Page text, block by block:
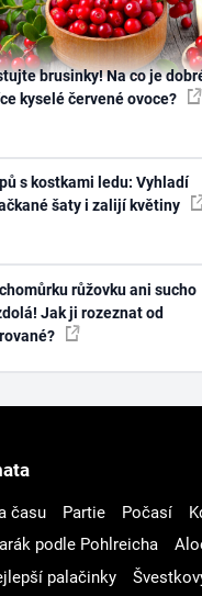
brusinky! Na co je
kyselé červené ovoce?
s kostkami ledu: Vyhladí
šaty i zalijí květiny
růžovku ani sucho
Jak ji rozeznat od
času Partie Počasí
podle Pohlreicha
palačinky